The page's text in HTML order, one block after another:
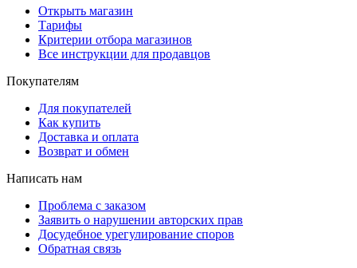
Открыть магазин
Тарифы
Критерии отбора магазинов
Все инструкции для продавцов
Покупателям
Для покупателей
Как купить
Доставка и оплата
Возврат и обмен
Написать нам
Проблема с заказом
Заявить о нарушении авторских прав
Досудебное урегулирование споров
Обратная связь